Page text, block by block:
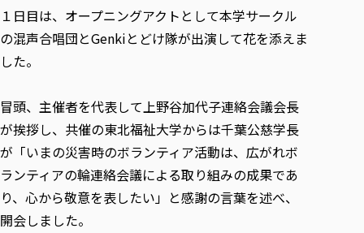
学びの特徴
初年次教育（リエゾンゼミⅠ）
実学臨床教育（総合福祉学部のみ履修可能）
教育実践活動（教育学科学生のみ受講可能）
禅のこころ
学びのサポート
学びのサポート
学費（学部学科）
授業料減免・奨学金等
宿舎の紹介
ニュース一覧
東北福祉大学機関リポジトリ
東北福祉大学オープンアクセス方針
学生参加 × 産学官連携 ～ 「行学一如」の実践
社会貢献・地域連携活動報告書
JICA草の根技術協力事業
被災地の子ども支援活動
自治体・団体等との主な協定
研究者のご紹介
Universal Passport
１日目は、オープニングアクトとして本学サークル
の混声合唱団とGenkiとどけ隊が出演して花を添えま
した。
冒頭、主催者を代表して上野谷加代子連絡会議会長
が挨拶し、共催の東北福祉大学からは千葉公慈学長
が「いまの災害時のボランティア活動は、広がれボ
ランティアの輪連絡会議による取り組みの成果であ
り、心から敬意を表したい」と感謝の言葉を述べ、
開会しました。